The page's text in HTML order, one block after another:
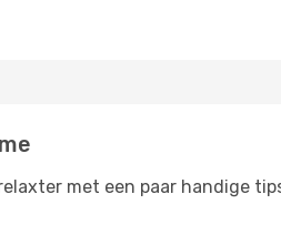
met een paar handige